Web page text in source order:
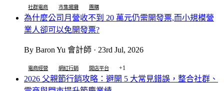
社群電商 市集擺攤 團購
為什麼公司月營收不到 20 萬元仍需開發票,而小規模營
業人卻可以免開發票?
By Baron Yu 會計師 · 23rd Jul, 2026
電商經營 網紅行銷 開店平台 +1
2026 父親節行銷攻略：避開 5 大常見錯誤，整合社群、